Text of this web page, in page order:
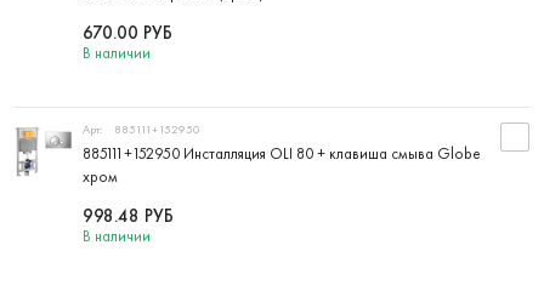
В наличии
670.00 РУБ
885111+152950 Инсталляция OLI 80 + клавиша смыва Globe
хром
Арт: 885111+152950
В наличии
998.48 РУБ